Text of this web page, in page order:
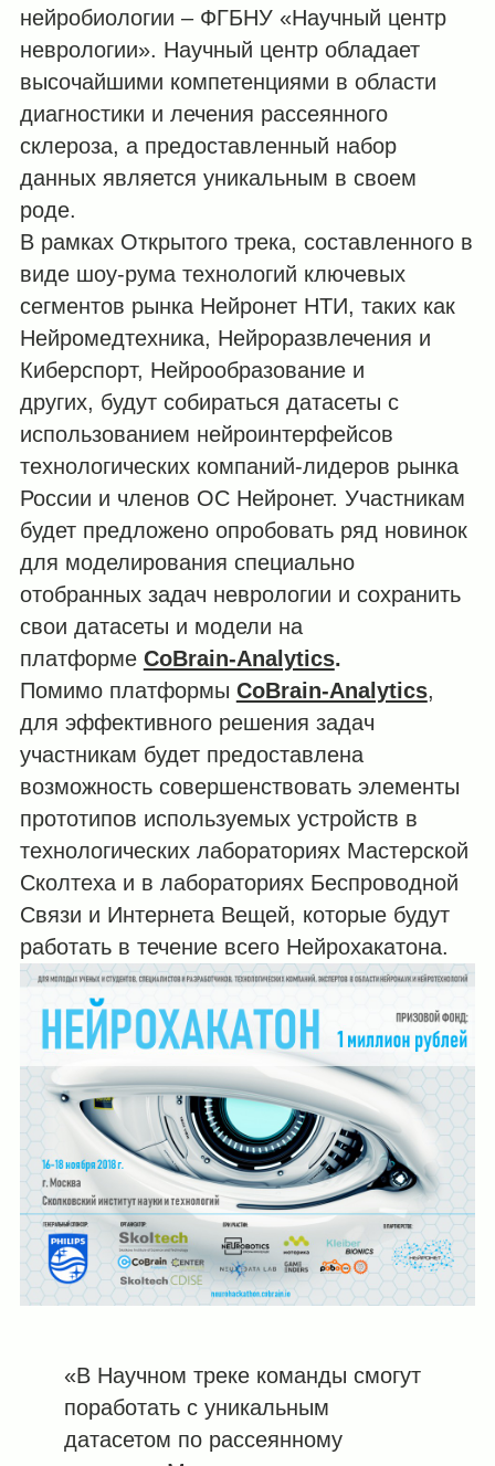
нейробиологии – ФГБНУ «Научный центр
неврологии». Научный центр обладает
высочайшими компетенциями в области
диагностики и лечения рассеянного
склероза, а предоставленный набор
данных является уникальным в своем
роде.
В рамках Открытого трека, составленного в
виде шоу-рума технологий ключевых
сегментов рынка Нейронет НТИ, таких как
Нейромедтехника, Нейроразвлечения и
Киберспорт, Нейрообразование и
других, будут собираться датасеты с
использованием нейроинтерфейсов
технологических компаний-лидеров рынка
России и членов ОС Нейронет. Участникам
будет предложено опробовать ряд новинок
для моделирования специально
отобранных задач неврологии и сохранить
свои датасеты и модели на
платформе CoBrain-Analytics.
Помимо платформы CoBrain-Analytics,
для эффективного решения задач
участникам будет предоставлена
возможность совершенствовать элементы
прототипов используемых устройств в
технологических лабораториях Мастерской
Сколтеха и в лабораториях Беспроводной
Связи и Интернета Вещей, которые будут
работать в течение всего Нейрохакатона.
«В Научном треке команды смогут
поработать с уникальным
датасетом по рассеянному